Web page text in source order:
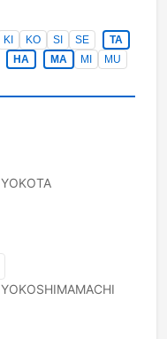
KI KO SI SE
TA
HA MA MI
MU
YOKOTA
YOKOSHIMAMACHI